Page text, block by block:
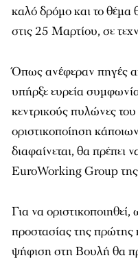
καλό δρόμο και το θέμα
στις 25 Μαρτίου, σε
Όπως ανέφεραν πηγές
υπήρξε ευρεία
κεντρικούς πυλώνες
οριστικοποίηση
διαφαίνεται, θα πρέπει
EuroWorking Group
Για να
προστασίας της πρώτης
ψήφιση στη Βουλή θα